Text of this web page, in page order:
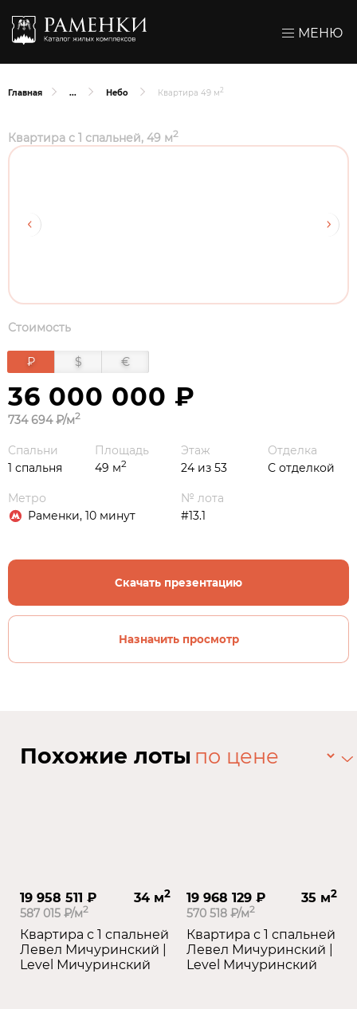
МЕНЮ
Главная Небо Квартира 49 м 2
Квартира с 1 спальней, 49 м2
Стоимость
₽ $ €
36 000 000 ₽
734 694 ₽/м2
Метро
Раменки, 10 минут
Этаж
24 из 53
Площадь
49 м2
Спальни
1 спальня
Отделка
С отделкой
№ лота
#13.1
Скачать презентацию
Назначить просмотр
Похожие лоты
19 958 511 ₽ 34 м2
587 015 ₽/м2
Квартира с 1 спальней
Левел Мичуринский |
Level Мичуринский
19 968 129 ₽ 35 м2
570 518 ₽/м2
Квартира с 1 спальней
Левел Мичуринский |
Level Мичуринский